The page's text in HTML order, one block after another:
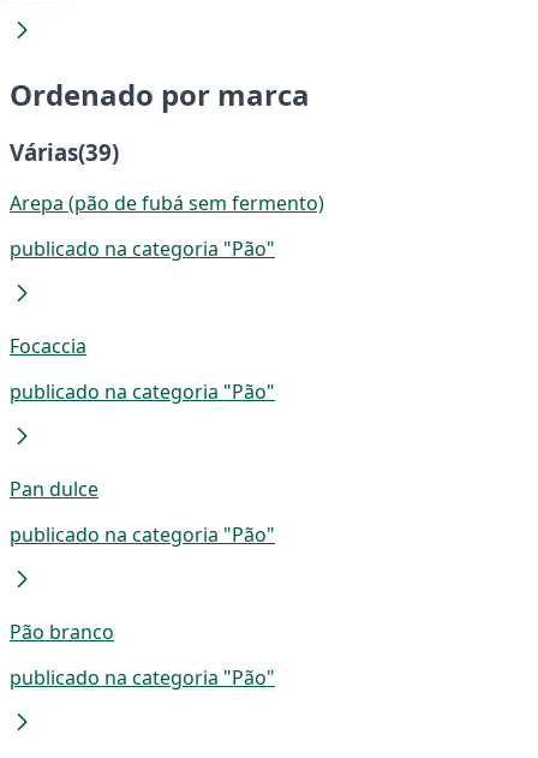
Ordenado por marca
Várias(39)
Arepa (pão de fubá sem fermento)
publicado na categoria "Pão"
Focaccia
publicado na categoria "Pão"
Pan dulce
publicado na categoria "Pão"
Pão branco
publicado na categoria "Pão"